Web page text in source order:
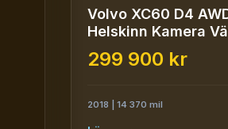
Volvo XC60 D4
Helskinn Kamera
däck
299 900 kr
2018 | 14 370 mil